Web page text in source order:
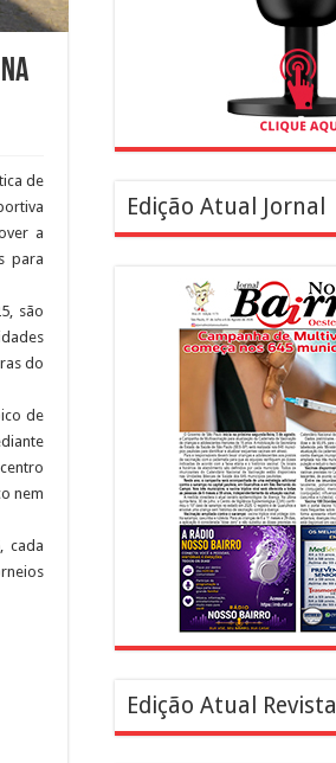
de
a
para
são
do
de
nem
cada
Edição Atual Jornal
Edição Atual Revista